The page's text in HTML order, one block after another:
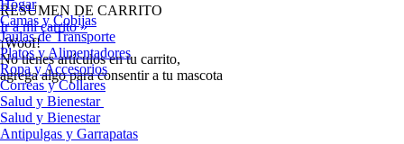
RESUMEN DE CARRITO
Ir a mi carrito »
¡Woof!
No tíenes artículos en tu carrito,
agrega algo para consentir a tu mascota
Hogar
Camas y Cobijas
Jaulas de Transporte
Platos y Alimentadores
Ropa y Accesorios
Correas y Collares
Salud y Bienestar
Salud y Bienestar
Antipulgas y Garrapatas